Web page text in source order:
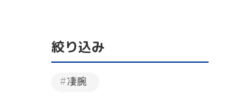
絞り込み
凄腕